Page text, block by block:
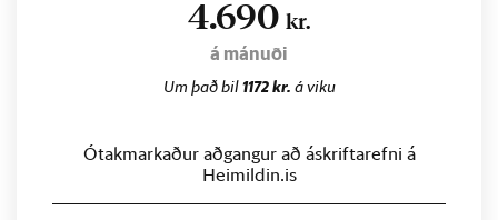
4.690 kr.
á mánuði
Um það bil1172 kr. á viku
Ótakmarkaður aðgangur að áskriftarefni á
Heimildin.is